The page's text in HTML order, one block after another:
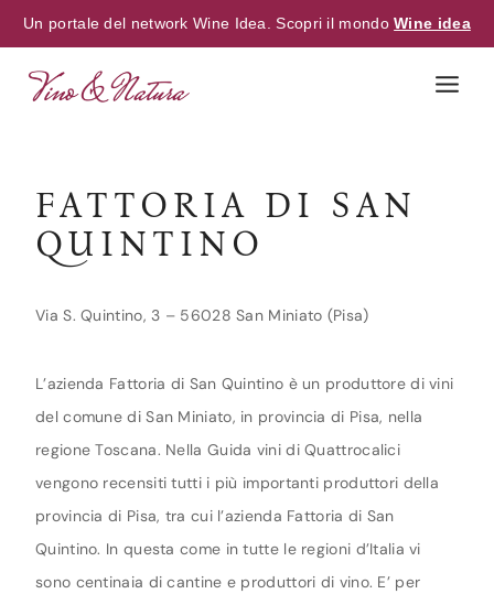
Un portale del network Wine Idea. Scopri il mondoWine idea
FATTORIA DI SAN
QUINTINO
Via S. Quintino, 3 – 56028 San Miniato (Pisa)
L’azienda Fattoria di San Quintino è un produttore di vini
del comune di San Miniato, in provincia di Pisa, nella
regione Toscana. Nella Guida vini di Quattrocalici
vengono recensiti tutti i più importanti produttori della
provincia di Pisa, tra cui l’azienda Fattoria di San
Quintino. In questa come in tutte le regioni d’Italia vi
sono centinaia di cantine e produttori di vino. E’ per